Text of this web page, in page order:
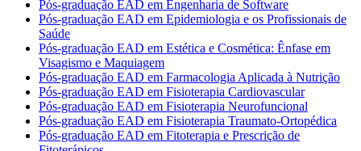
Pós-graduação EAD em Engenharia de Software
Pós-graduação EAD em Epidemiologia e os Profissionais de
Saúde
Pós-graduação EAD em Estética e Cosmética: Ênfase em
Visagismo e Maquiagem
Pós-graduação EAD em Farmacologia Aplicada à Nutrição
Pós-graduação EAD em Fisioterapia Cardiovascular
Pós-graduação EAD em Fisioterapia Neurofuncional
Pós-graduação EAD em Fisioterapia Traumato-Ortopédica
Pós-graduação EAD em Fitoterapia e Prescrição de